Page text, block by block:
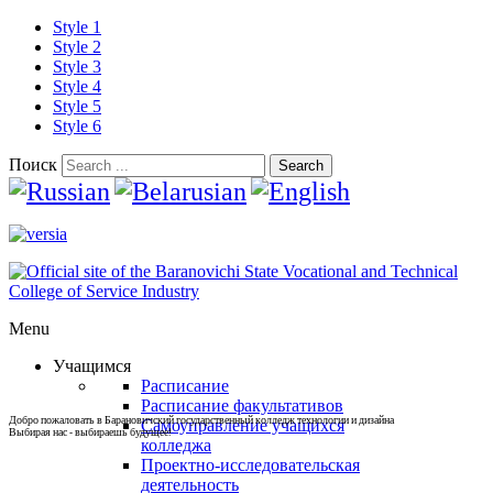
Style 1
Style 2
Style 3
Style 4
Style 5
Style 6
Поиск Search
Menu
Учащимся
Расписание
Расписание факультативов
Самоуправление учащихся
колледжа
Проектно-исследовательская
деятельность
Добро пожаловать в Барановичский государственный колледж технологии и дизайна
Выбирая нас - выбираешь будущее!